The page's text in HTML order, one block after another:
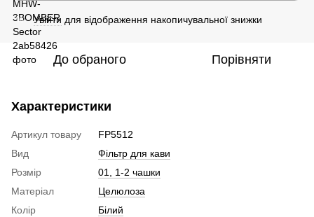
% Увійти для відображення накопичувальної знижки
До обраного Порівняти
Характеристики
Артикул товару
FP5512
Вид
Фільтр для кави
Розмір
01, 1-2 чашки
Матеріал
Целюлоза
Колір
Білий